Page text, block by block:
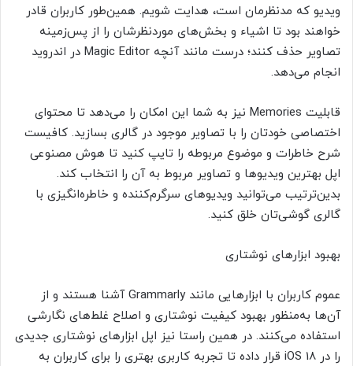
ویدیو که مدنظرمان است، هدایت شویم. همین‌طور کاربران قادر
خواهند بود تا اشیاء و بخش‌های موردنظرشان را از پس‌زمینه
تصاویر حذف کنند؛ درست مانند آنچه Magic Editor در اندروید
انجام می‌دهد.
قابلیت Memories نیز به شما این امکان را می‌دهد تا محتوای
اختصاصی خودتان را با تصاویر موجود در گالری بسازید. کافیست
شرح خاطرات و موضوع مربوطه را تایپ کنید تا هوش مصنوعی
اپل بهترین ویدیوها و تصاویر مربوط به آن را انتخاب کند.
بدین‌ترتیب می‌توانید ویدیوهای سرگرم‌کننده و خاطره‌انگیزی با
گالری‌ گوشی‌تان خلق کنید.
بهبود ابزارهای نوشتاری
عموم کاربران با ابزارهایی مانند Grammarly آشنا هستند و از
آن‌ها به‌منظور بهبود کیفیت نوشتاری و اصلاح غلط‌های نگارشی
استفاده می‌کنند. در همین راستا نیز اپل ابزارهای نوشتاری جدیدی
را در iOS 18 قرار داده تا تجربه کاربری بهتری را برای کاربران به